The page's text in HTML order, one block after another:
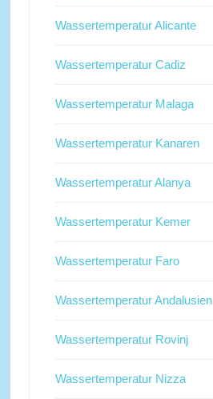
Wassertemperatur Alicante
Wassertemperatur Cadiz
Wassertemperatur Malaga
Wassertemperatur Kanaren
Wassertemperatur Alanya
Wassertemperatur Kemer
Wassertemperatur Faro
Wassertemperatur Andalusien
Wassertemperatur Rovinj
Wassertemperatur Nizza